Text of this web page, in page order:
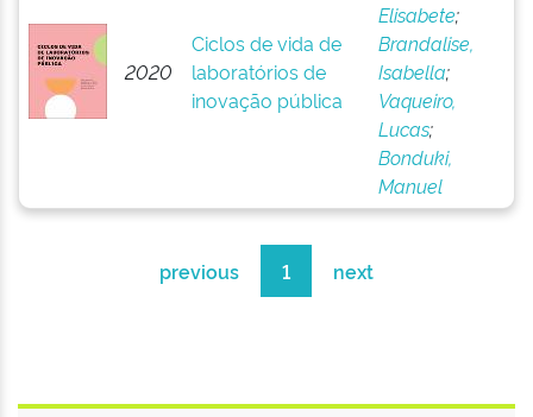
2020
Ciclos de vida de
laboratórios de
inovação pública
Elisabete;
Brandalise,
Isabella;
Vaqueiro,
Lucas;
Bonduki,
Manuel
previous 1 next